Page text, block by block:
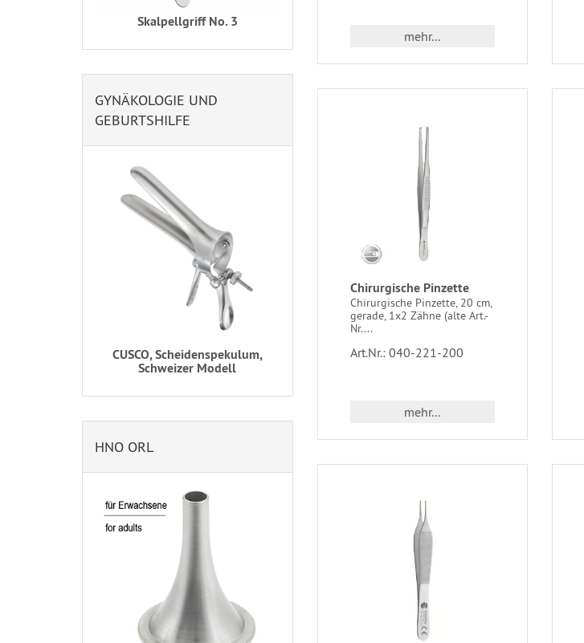
mehr...
Chirurgische Pinzette
Chirurgische Pinzette, 20 cm,
gerade, 1x2 Zähne (alte Art.-
Nr....
Art.Nr.: 040-221-200
mehr...
Skalpellgriff No. 3
GYNÄKOLOGIE UND
GEBURTSHILFE
CUSCO, Scheidenspekulum,
Schweizer Modell
HNO ORL